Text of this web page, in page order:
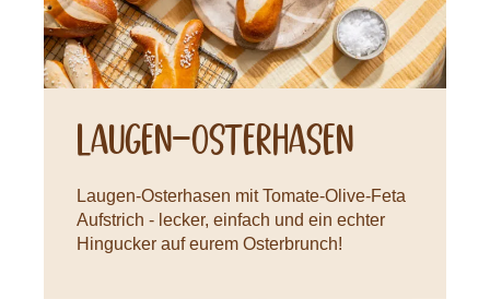
Laugen-Osterhasen
Laugen-Osterhasen mit Tomate-Olive-Feta
Aufstrich - lecker, einfach und ein echter
Hingucker auf eurem Osterbrunch!